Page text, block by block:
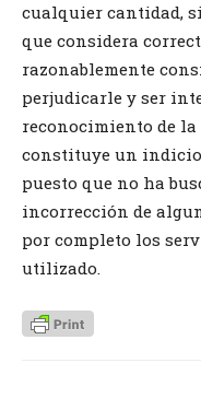
cualquier cantidad,
que considera
razonablemente
perjudicarle y ser
reconocimiento de
constituye un indicio
puesto que no ha
incorrección de
por completo los
utilizado.